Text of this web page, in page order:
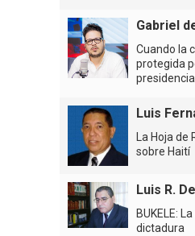
Gabriel
Cuando la
protegida
presidencial
Luis
La Hoja de
sobre Haití
Luis R.
BUKELE:
dictadura